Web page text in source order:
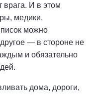
врага. И в этом
медики,
можно
— в стороне не
и обязательно
дома, дороги,